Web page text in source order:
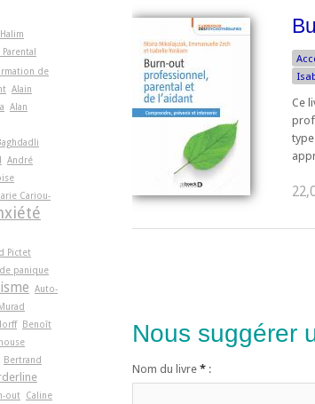
Ce
Nous suggérer
Nom du livre * :
de
Alain
Alan
André
Cariou-
Pictet
panique
Auto-
Benoît
Bertrand
out Caline